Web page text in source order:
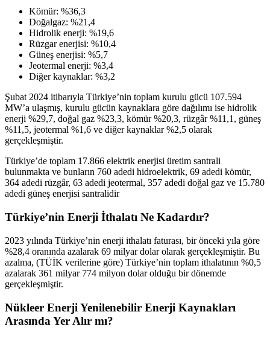
Kömür: %36,3
Doğalgaz: %21,4
Hidrolik enerji: %19,6
Rüzgar enerjisi: %10,4
Güneş enerjisi: %5,7
Jeotermal enerji: %3,4
Diğer kaynaklar: %3,2
Şubat 2024 itibarıyla Türkiye’nin toplam kurulu gücü 107.594
MW’a ulaşmış, kurulu gücün kaynaklara göre dağılımı ise hidrolik
enerji %29,7, doğal gaz %23,3, kömür %20,3, rüzgâr %11,1, güneş
%11,5, jeotermal %1,6 ve diğer kaynaklar %2,5 olarak
gerçekleşmiştir.
Türkiye’de toplam 17.866 elektrik enerjisi üretim santrali
bulunmakta ve bunların 760 adedi hidroelektrik, 69 adedi kömür,
364 adedi rüzgâr, 63 adedi jeotermal, 357 adedi doğal gaz ve 15.780
adedi güneş enerjisi santralidir
Türkiye’nin Enerji İthalatı Ne Kadardır?
2023 yılında Türkiye’nin enerji ithalatı faturası, bir önceki yıla göre
%28,4 oranında azalarak 69 milyar dolar olarak gerçekleşmiştir. Bu
azalma, (TÜİK verilerine göre) Türkiye’nin toplam ithalatının %0,5
azalarak 361 milyar 774 milyon dolar olduğu bir dönemde
gerçekleşmiştir.
Nükleer Enerji Yenilenebilir Enerji Kaynakları
Arasında Yer Alır mı?